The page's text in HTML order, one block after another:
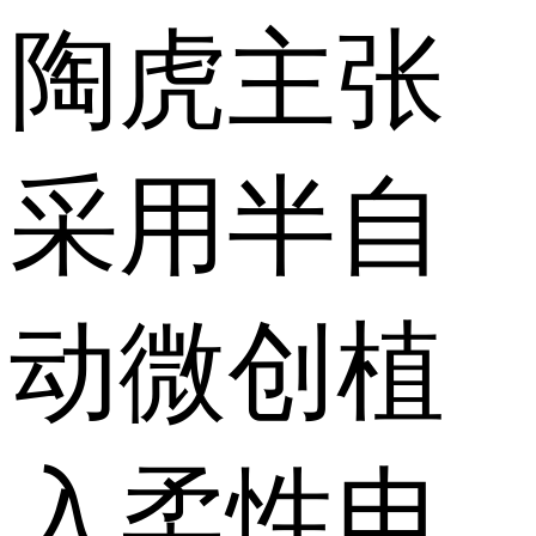
陶虎主张
采用半自
动微创植